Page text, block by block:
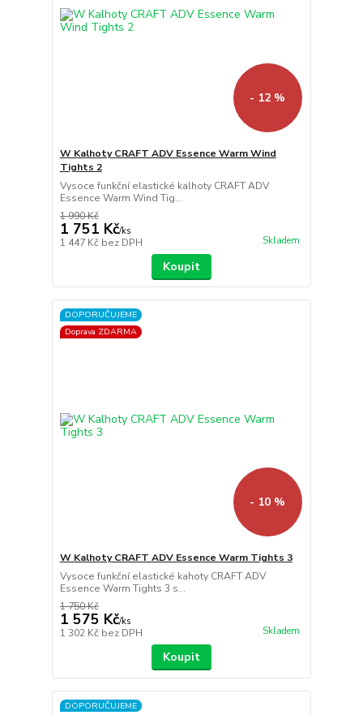
- 12 %
W Kalhoty CRAFT ADV Essence Warm Wind
Tights 2
Vysoce funkční elastické kalhoty CRAFT ADV
Essence Warm Wind Tig...
1 990 Kč
1 751 Kč/ks
1 447 Kč bez DPH Skladem
Koupit
DOPORUČUJEME
Doprava ZDARMA
- 10 %
W Kalhoty CRAFT ADV Essence Warm Tights 3
Vysoce funkční elastické kahoty CRAFT ADV
Essence Warm Tights 3 s...
1 750 Kč
1 575 Kč/ks
1 302 Kč bez DPH Skladem
Koupit
DOPORUČUJEME